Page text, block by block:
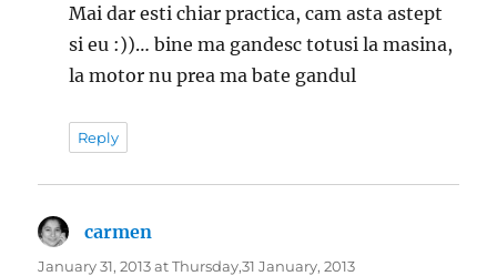
Mai dar esti chiar practica, cam asta astept
si eu :))… bine ma gandesc totusi la masina,
la motor nu prea ma bate gandul
Reply
carmen
January 31, 2013 at Thursday,31 January, 2013